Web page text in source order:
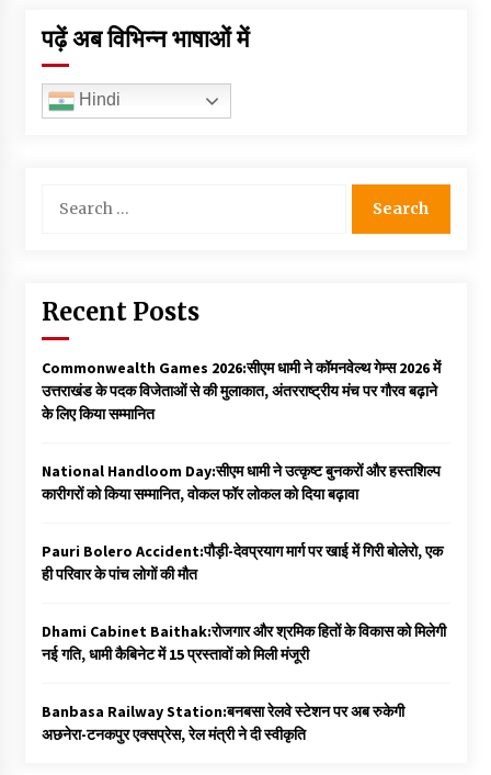
पढ़ें अब विभिन्न भाषाओं में
Hindi
for:
Recent Posts
Commonwealth Games 2026:सीएम धामी ने कॉमनवेल्थ गेम्स 2026 में
उत्तराखंड के पदक विजेताओं से की मुलाकात, अंतरराष्ट्रीय मंच पर गौरव बढ़ाने
के लिए किया सम्मानित
National Handloom Day:सीएम धामी ने उत्कृष्ट बुनकरों और हस्तशिल्प
कारीगरों को किया सम्मानित, वोकल फॉर लोकल को दिया बढ़ावा
Pauri Bolero Accident:पौड़ी-देवप्रयाग मार्ग पर खाई में गिरी बोलेरो, एक
ही परिवार के पांच लोगों की मौत
Dhami Cabinet Baithak:रोजगार और श्रमिक हितों के विकास को मिलेगी
नई गति, धामी कैबिनेट में 15 प्रस्तावों को मिली मंजूरी
Banbasa Railway Station:बनबसा रेलवे स्टेशन पर अब रुकेगी
अछनेरा-टनकपुर एक्सप्रेस, रेल मंत्री ने दी स्वीकृति